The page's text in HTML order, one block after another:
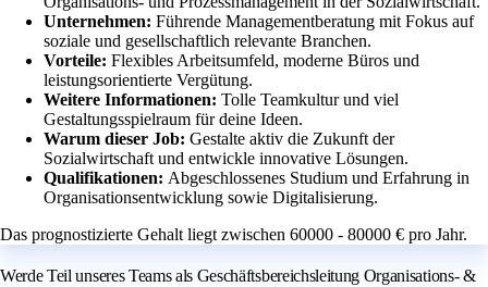
Unternehmen: Führende Managementberatung mit Fokus auf
soziale und gesellschaftlich relevante Branchen.
Vorteile: Flexibles Arbeitsumfeld, moderne Büros und
leistungsorientierte Vergütung.
Weitere Informationen: Tolle Teamkultur und viel
Gestaltungsspielraum für deine Ideen.
Warum dieser Job: Gestalte aktiv die Zukunft der
Sozialwirtschaft und entwickle innovative Lösungen.
Qualifikationen: Abgeschlossenes Studium und Erfahrung in
Organisationsentwicklung sowie Digitalisierung.
Das prognostizierte Gehalt liegt zwischen 60000 - 80000 € pro Jahr.
Werde Teil unseres Teams als Geschäftsbereichsleitung Organisations- &